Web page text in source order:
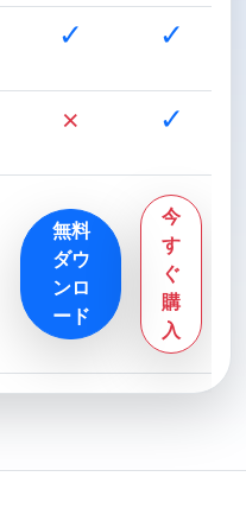
✓ ✓
× ✓
無料
ダウ
ンロ
ード
今
す
ぐ
購
入